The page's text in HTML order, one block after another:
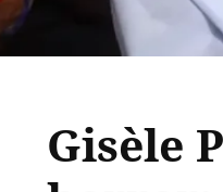
Gisèle